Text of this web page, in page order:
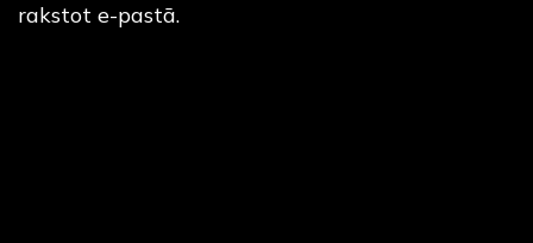
rakstot e-pastā.